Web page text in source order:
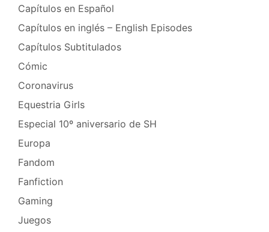
Capítulos en Español
Capítulos en inglés – English Episodes
Capítulos Subtitulados
Cómic
Coronavirus
Equestria Girls
Especial 10º aniversario de SH
Europa
Fandom
Fanfiction
Gaming
Juegos